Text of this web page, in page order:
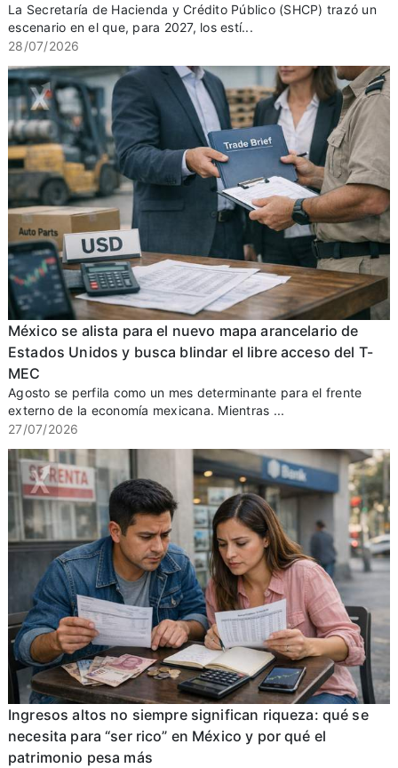
La Secretaría de Hacienda y Crédito Público (SHCP) trazó un
escenario en el que, para 2027, los estí...
28/07/2026
México se alista para el nuevo mapa arancelario de
Estados Unidos y busca blindar el libre acceso del T-
MEC
Agosto se perfila como un mes determinante para el frente
externo de la economía mexicana. Mientras ...
27/07/2026
Ingresos altos no siempre significan riqueza: qué se
necesita para “ser rico” en México y por qué el
patrimonio pesa más